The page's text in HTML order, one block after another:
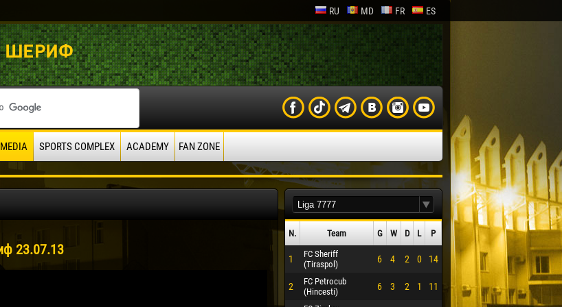
RU MD FR ES
SPORTS COMPLEX ACADEMY FAN ZONE
23.07.13
N. Team G W D L P
1
FC Sheriff
(Tiraspol)
6 4 2 0 14
2
FC Petrocub
(Hincesti)
6 3 2 1 11